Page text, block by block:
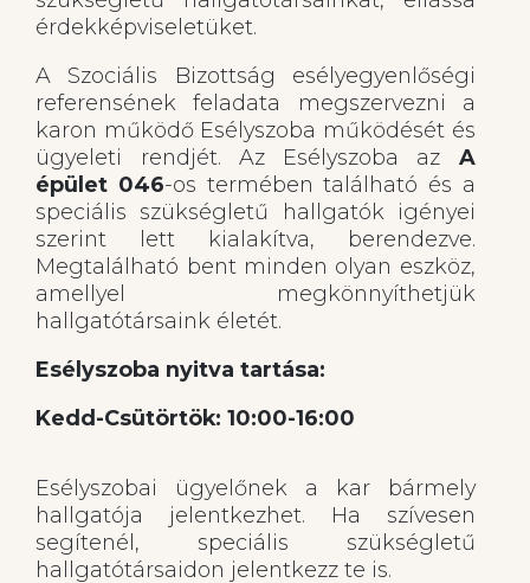
érdekképviseletüket.
A Szociális Bizottság esélyegyenlőségi
referensének feladata megszervezni a
karon működő Esélyszoba működését és
ügyeleti rendjét. Az Esélyszoba az A
épület 046-os termében található és a
speciális szükségletű hallgatók igényei
szerint lett kialakítva, berendezve.
Megtalálható bent minden olyan eszköz,
amellyel megkönnyíthetjük
hallgatótársaink életét.
Esélyszoba nyitva tartása:
Kedd-Csütörtök: 10:00-16:00
Esélyszobai ügyelőnek a kar bármely
hallgatója jelentkezhet. Ha szívesen
segítenél, speciális szükségletű
hallgatótársaidon jelentkezz te is.